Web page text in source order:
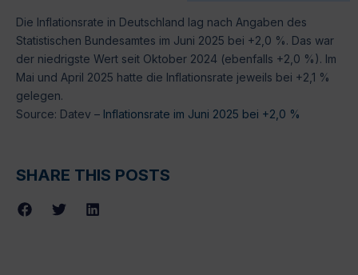
Die Inflationsrate in Deutschland lag nach Angaben des
Statistischen Bundesamtes im Juni 2025 bei +2,0 %. Das war
der niedrigste Wert seit Oktober 2024 (ebenfalls +2,0 %). Im
Mai und April 2025 hatte die Inflationsrate jeweils bei +2,1 %
gelegen.
Source: Datev – Inflationsrate im Juni 2025 bei +2,0 %
SHARE THIS POSTS